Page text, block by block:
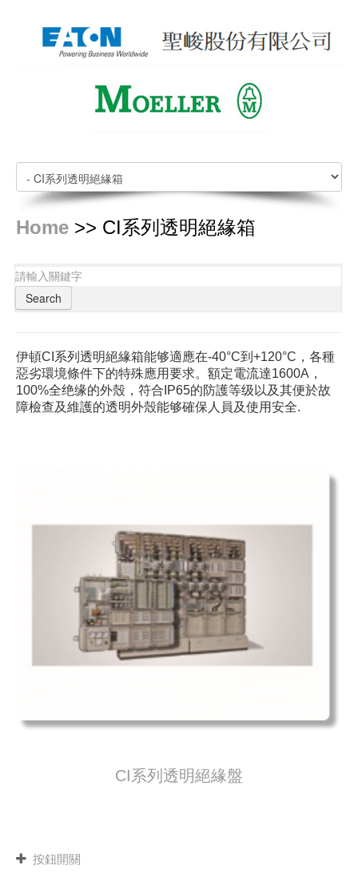
Home >> CI系列透明絕緣箱
Search
伊頓CI系列透明絕緣箱能够適應在-40°C到+120°C，各種
惡劣環境條件下的特殊應用要求。額定電流達1600A，
100%全绝缘的外殼，符合IP65的防護等级以及其便於故
障檢查及維護的透明外殼能够確保人員及使用安全.
CI系列透明絕緣盤
按鈕開關